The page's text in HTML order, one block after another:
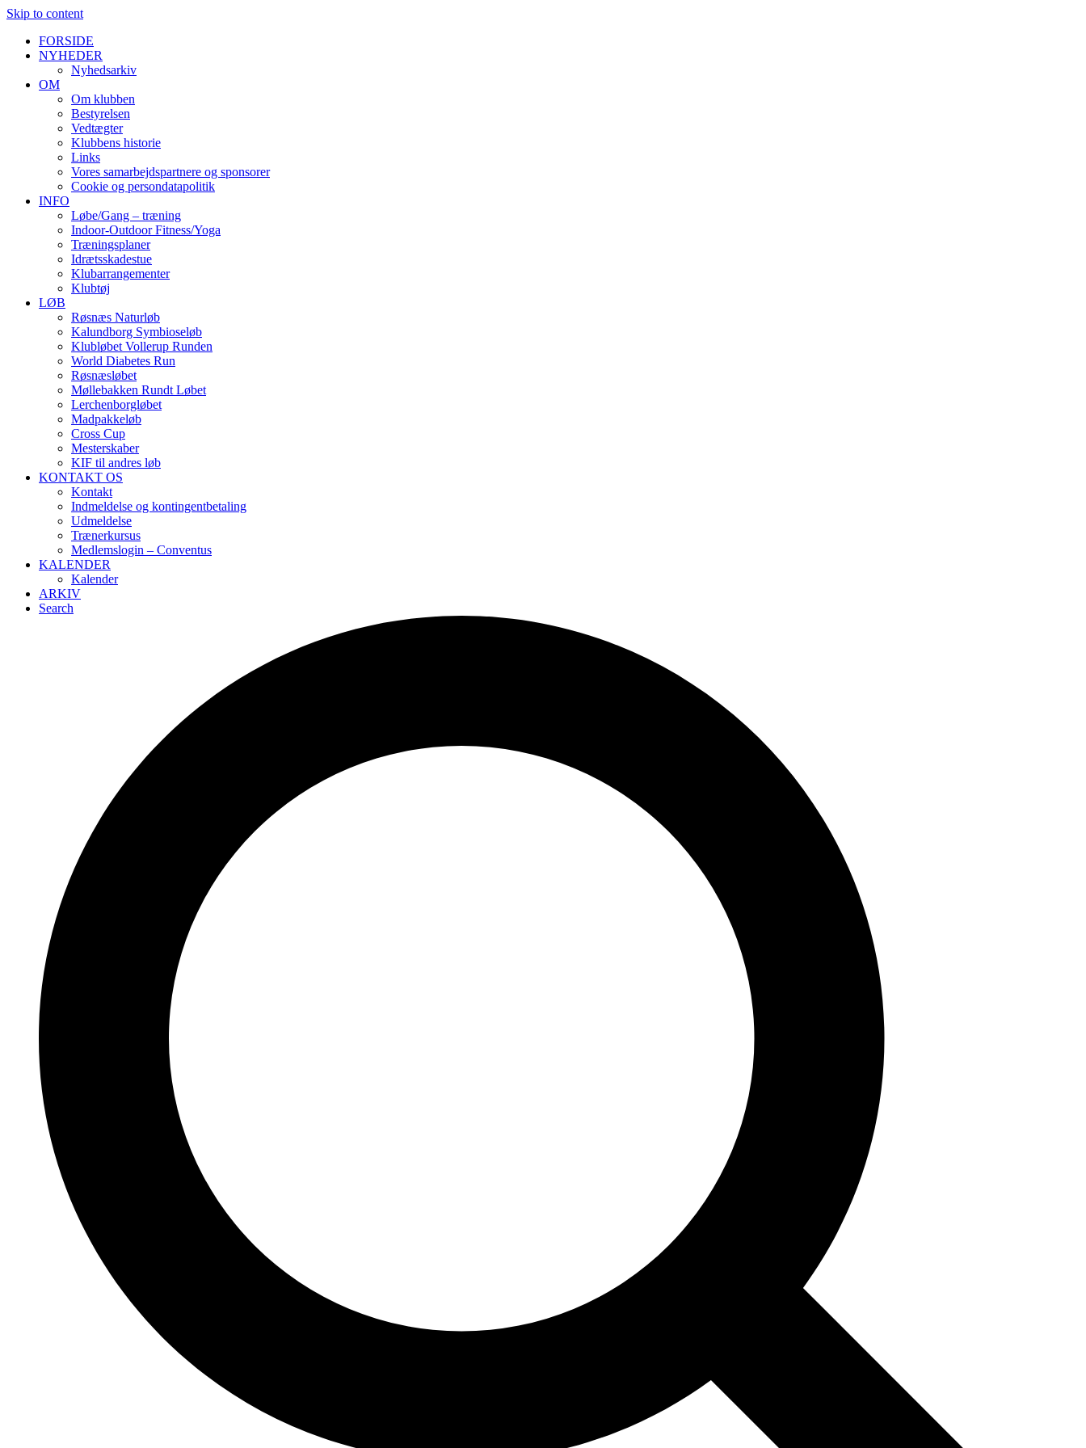
Skip to content
FORSIDE
NYHEDER
Nyhedsarkiv
OM
Om klubben
Bestyrelsen
Vedtægter
Klubbens historie
Links
Vores samarbejdspartnere og sponsorer
Cookie og persondatapolitik
INFO
Løbe/Gang – træning
Indoor-Outdoor Fitness/Yoga
Træningsplaner
Idrætsskadestue
Klubarrangementer
Klubtøj
LØB
Røsnæs Naturløb
Kalundborg Symbioseløb
Klubløbet Vollerup Runden
World Diabetes Run
Røsnæsløbet
Møllebakken Rundt Løbet
Lerchenborgløbet
Madpakkeløb
Cross Cup
Mesterskaber
KIF til andres løb
KONTAKT OS
Kontakt
Indmeldelse og kontingentbetaling
Udmeldelse
Trænerkursus
Medlemslogin – Conventus
KALENDER
Kalender
ARKIV
Search